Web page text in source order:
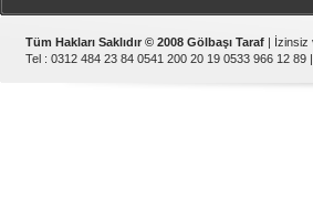
Tüm Hakları Saklıdır © 2008 Gölbaşı Taraf | İzinsiz
Tel : 0312 484 23 84 0541 200 20 19 0533 966 12 89